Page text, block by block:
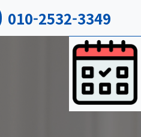
010-2532-3349